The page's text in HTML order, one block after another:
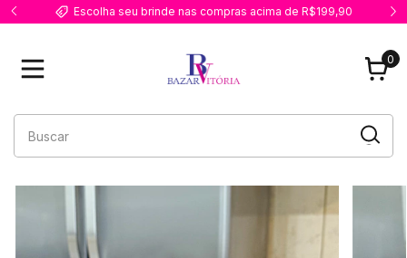
acima de R$199,90 Entrega rápida, produtos super bem
0